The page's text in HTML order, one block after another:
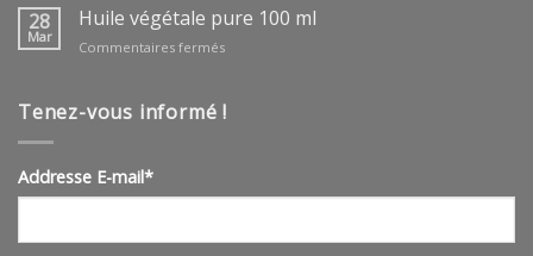
végétale
BIO
28
Mar
Huile végétale pure 100 ml
Commentaires ferméssur
pure
Tenez-vous informé !
Addresse E-mail*